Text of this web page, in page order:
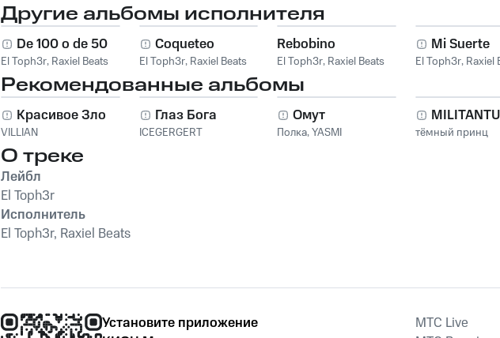
Другие альбомы исполнителя
De 100 o de 50
El Toph3r, Raxiel Beats
Coqueteo
El Toph3r, Raxiel Beats
Rebobino
El Toph3r, Raxiel Beats
Mi Suerte
El Toph3r, Raxiel
Рекомендованные альбомы
Красивое Зло
VILLIAN
Глаз Бога
ICEGERGERT
Омут
Полка,YASMI тёмный принц
О треке
Лейбл
El Toph3r
Исполнитель
El Toph3r, Raxiel Beats
Установите приложение
MTС Live